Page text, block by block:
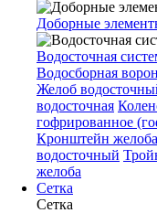
Доборные
Водосточная
Водосборная
Желоб
водосточная
гофрированное
Кронштейн желоба
водосточный
желоба
Сетка
Сетка